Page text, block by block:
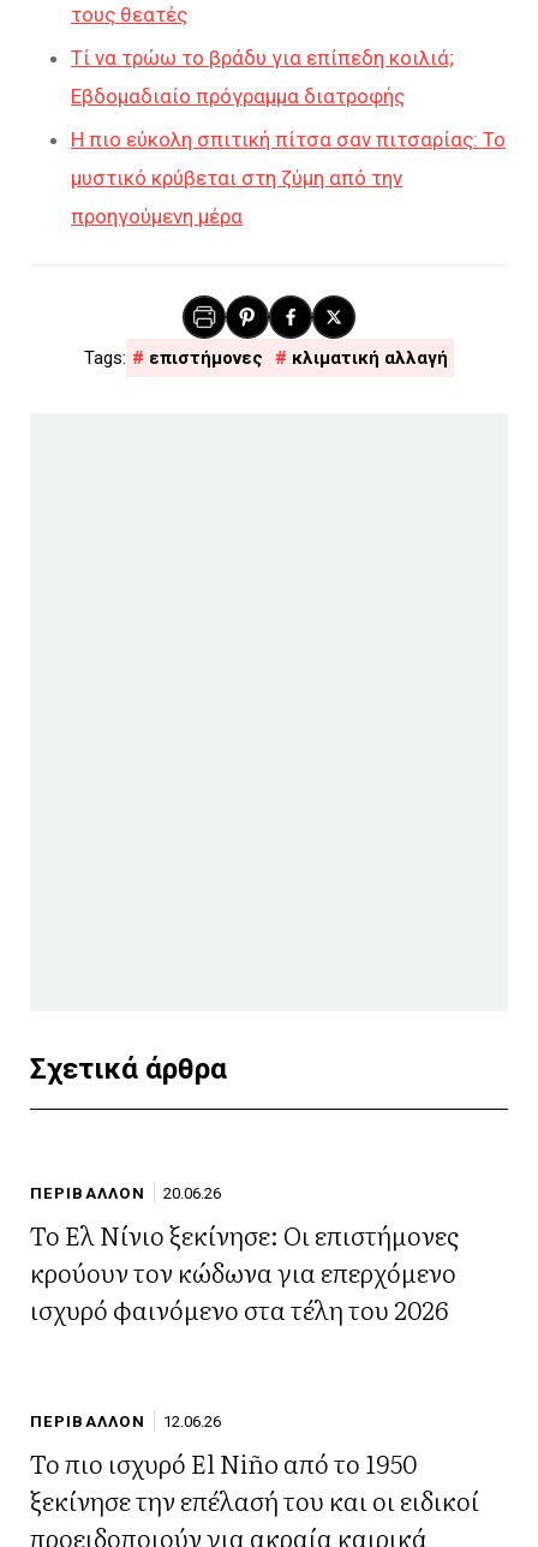
τους θεατές
Τί να τρώω το βράδυ για επίπεδη κοιλιά;
Εβδομαδιαίο πρόγραμμα διατροφής
Η πιο εύκολη σπιτική πίτσα σαν πιτσαρίας: Το
μυστικό κρύβεται στη ζύμη από την
προηγούμενη μέρα
επιστήμονες κλιματική αλλαγή
Σχετικά άρθρα
ΠΕΡΙΒΑΛΛΟΝ 20.06.26
Το Ελ Νίνιο ξεκίνησε: Οι επιστήμονες
κρούουν τον κώδωνα για επερχόμενο
ισχυρό φαινόμενο στα τέλη του 2026
ΠΕΡΙΒΑΛΛΟΝ 12.06.26
Το πιο ισχυρό El Niño από το 1950
ξεκίνησε την επέλασή του και οι ειδικοί
προειδοποιούν για ακραία καιρικά